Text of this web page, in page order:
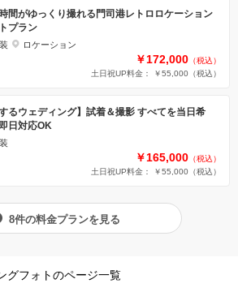
間がゆっくり撮れる門司港レトロロケーション
プラン
ロケーション
￥172,000 （税込）
土日祝UP料金： ￥55,000 （税込）
するウェディング】試着＆撮影 すべてを当日希
日対応OK
￥165,000 （税込）
土日祝UP料金： ￥55,000 （税込）
8件の料金プランを見る
グフォトのページ一覧